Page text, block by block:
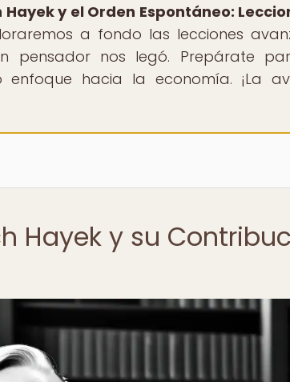
Hayek y el Orden Espontáneo:
a fondo las lecciones
pensador nos legó. Prepárate
enfoque hacia la economía. ¡La
Hayek y su